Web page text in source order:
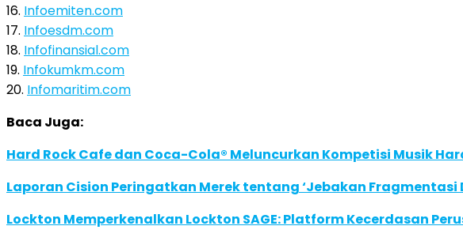
16. Infoemiten.com
17. Infoesdm.com
18. Infofinansial.com
19. Infokumkm.com
20. Infomaritim.com
Baca Juga:
Hard Rock Cafe dan Coca-Cola® Meluncurkan Kompetisi Musik
Laporan Cision Peringatkan Merek tentang ‘Jebakan Fragmentasi
Lockton Memperkenalkan Lockton SAGE: Platform Kecerdasan